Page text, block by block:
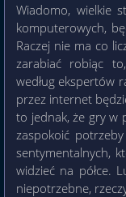
Wiadomo, wielkie
komputerowych,
Raczej nie ma co
zarabiać robiąc
według ekspertów
przez internet
to jednak, że gry w
zaspokoić
sentymentalnych,
widzieć na półce.
niepotrzebne,